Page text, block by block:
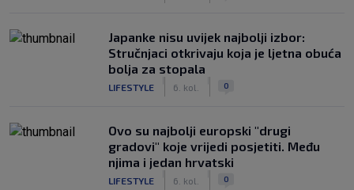
Japanke nisu uvijek najbolji izbor:
Stručnjaci otkrivaju koja je ljetna obuća
bolja za stopala
LIFESTYLE 6. kol. 0
Ovo su najbolji europski "drugi
gradovi" koje vrijedi posjetiti. Među
njima i jedan hrvatski
LIFESTYLE 6. kol. 0